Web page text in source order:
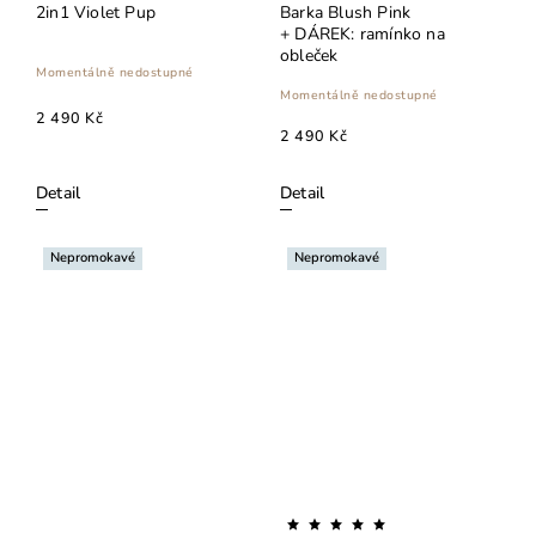
2in1 Violet Pup
Momentálně nedostupné
2 490 Kč
Detail
Barka Blush Pink
+ DÁREK: ramínko na
obleček
Momentálně nedostupné
2 490 Kč
Detail
Nepromokavé Nepromokavé